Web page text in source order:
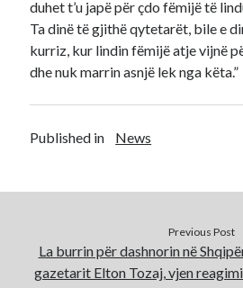
duhet t’u japë për çdo fëmijë të
Ta dinë të gjithë qytetarët, bile e
kurriz, kur lindin fëmijë atje vijnë
dhe nuk marrin asnjë lek nga këta.”
Published in News
Previous Post
La burrin për dashnorin në
gazetarit Elton Tozaj, vjen